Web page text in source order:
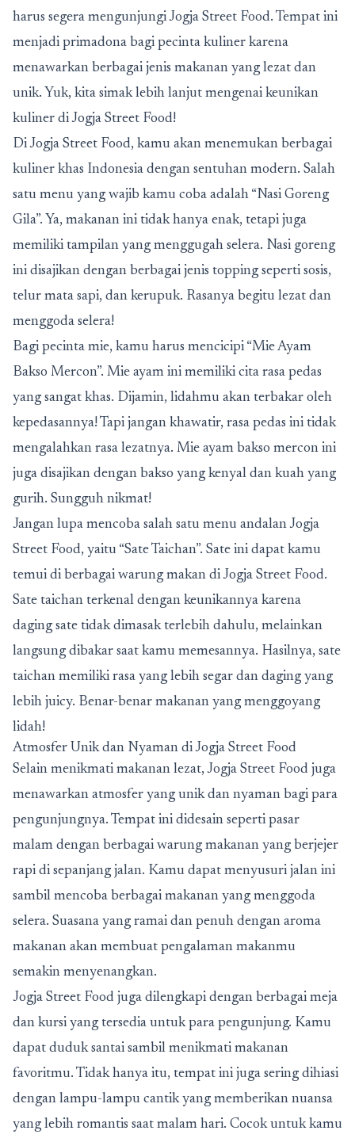
harus segera mengunjungi Jogja Street Food. Tempat ini
menjadi primadona bagi pecinta kuliner karena
menawarkan berbagai jenis makanan yang lezat dan
unik. Yuk, kita simak lebih lanjut mengenai keunikan
kuliner di Jogja Street Food!
Di Jogja Street Food, kamu akan menemukan berbagai
kuliner khas Indonesia dengan sentuhan modern. Salah
satu menu yang wajib kamu coba adalah “Nasi Goreng
Gila”. Ya, makanan ini tidak hanya enak, tetapi juga
memiliki tampilan yang menggugah selera. Nasi goreng
ini disajikan dengan berbagai jenis topping seperti sosis,
telur mata sapi, dan kerupuk. Rasanya begitu lezat dan
menggoda selera!
Bagi pecinta mie, kamu harus mencicipi “Mie Ayam
Bakso Mercon”. Mie ayam ini memiliki cita rasa pedas
yang sangat khas. Dijamin, lidahmu akan terbakar oleh
kepedasannya! Tapi jangan khawatir, rasa pedas ini tidak
mengalahkan rasa lezatnya. Mie ayam bakso mercon ini
juga disajikan dengan bakso yang kenyal dan kuah yang
gurih. Sungguh nikmat!
Jangan lupa mencoba salah satu menu andalan Jogja
Street Food, yaitu “Sate Taichan”. Sate ini dapat kamu
temui di berbagai warung makan di Jogja Street Food.
Sate taichan terkenal dengan keunikannya karena
daging sate tidak dimasak terlebih dahulu, melainkan
langsung dibakar saat kamu memesannya. Hasilnya, sate
taichan memiliki rasa yang lebih segar dan daging yang
lebih juicy. Benar-benar makanan yang menggoyang
lidah!
Atmosfer Unik dan Nyaman di Jogja Street Food
Selain menikmati makanan lezat, Jogja Street Food juga
menawarkan atmosfer yang unik dan nyaman bagi para
pengunjungnya. Tempat ini didesain seperti pasar
malam dengan berbagai warung makanan yang berjejer
rapi di sepanjang jalan. Kamu dapat menyusuri jalan ini
sambil mencoba berbagai makanan yang menggoda
selera. Suasana yang ramai dan penuh dengan aroma
makanan akan membuat pengalaman makanmu
semakin menyenangkan.
Jogja Street Food juga dilengkapi dengan berbagai meja
dan kursi yang tersedia untuk para pengunjung. Kamu
dapat duduk santai sambil menikmati makanan
favoritmu. Tidak hanya itu, tempat ini juga sering dihiasi
dengan lampu-lampu cantik yang memberikan nuansa
yang lebih romantis saat malam hari. Cocok untuk kamu